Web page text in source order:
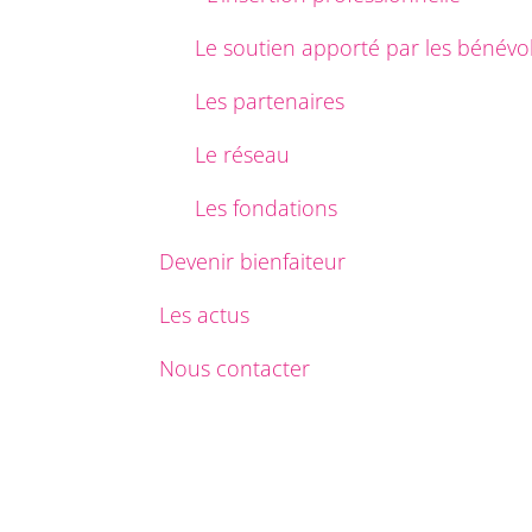
Le soutien apporté par les
Les partenaires
Le réseau
Les fondations
Devenir bienfaiteur
Les actus
Nous contacter